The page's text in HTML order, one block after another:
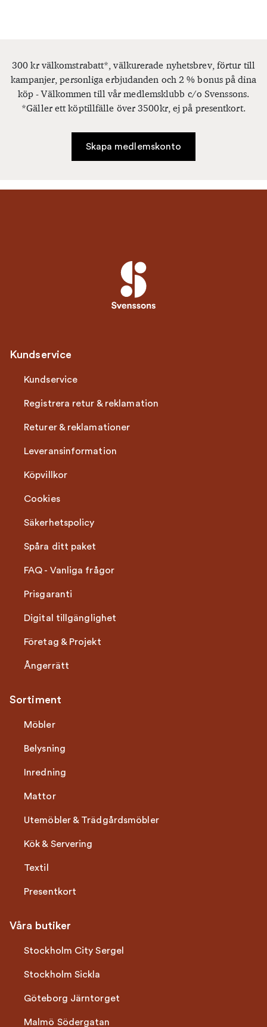
300 kr välkomstrabatt*, välkurerade nyhetsbrev, förtur till
kampanjer, personliga erbjudanden och 2 % bonus på dina
köp - Välkommen till vår medlemsklubb c/o Svenssons.
*Gäller ett köptillfälle över 3500kr, ej på presentkort.
Skapa medlemskonto
Kundservice
Kundservice
Registrera retur & reklamation
Returer & reklamationer
Leveransinformation
Köpvillkor
Cookies
Säkerhetspolicy
Spåra ditt paket
FAQ - Vanliga frågor
Prisgaranti
Digital tillgänglighet
Företag & Projekt
Ångerrätt
Sortiment
Möbler
Belysning
Inredning
Mattor
Utemöbler & Trädgårdsmöbler
Kök & Servering
Textil
Presentkort
Våra butiker
Stockholm City Sergel
Stockholm Sickla
Göteborg Järntorget
Malmö Södergatan